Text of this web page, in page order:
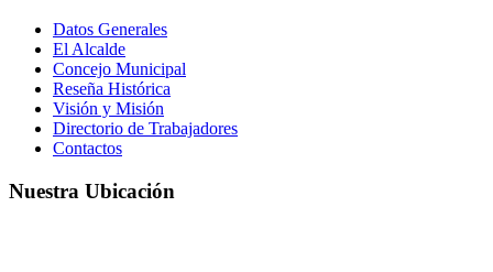
Datos Generales
El Alcalde
Concejo Municipal
Reseña Histórica
Visión y Misión
Directorio de Trabajadores
Contactos
Nuestra Ubicación